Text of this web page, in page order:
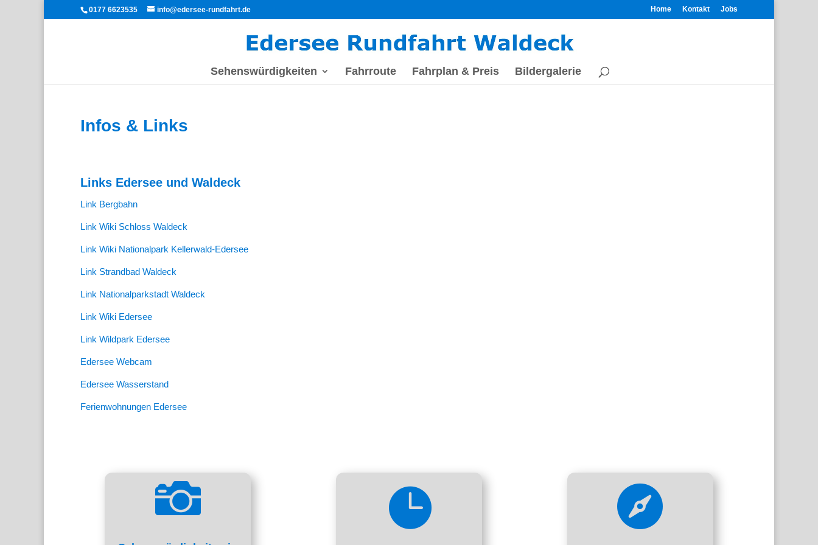
0177 6623535 info@edersee-rundfahrt.de Home Kontakt Jobs
Sehenswürdigkeiten Fahrroute Fahrplan & Preis Bildergalerie
Infos & Links
Links Edersee und Waldeck
Link Bergbahn
Link Wiki Schloss Waldeck
Link Wiki Nationalpark Kellerwald-Edersee
Link Strandbad Waldeck
Link Nationalparkstadt Waldeck
Link Wiki Edersee
Link Wildpark Edersee
Edersee Webcam
Edersee Wasserstand
Ferienwohnungen Edersee

Rund um den Edersee
Die schönsten Orte und

Waldeck Bimmelbahn
Hin- & Rückfahrt, Einzelfahrt,
Ermäßigungen

Rundfahrt Waldeck
Haltestellen: Edersee, Markt
Waldeck, Schloss & Hotel